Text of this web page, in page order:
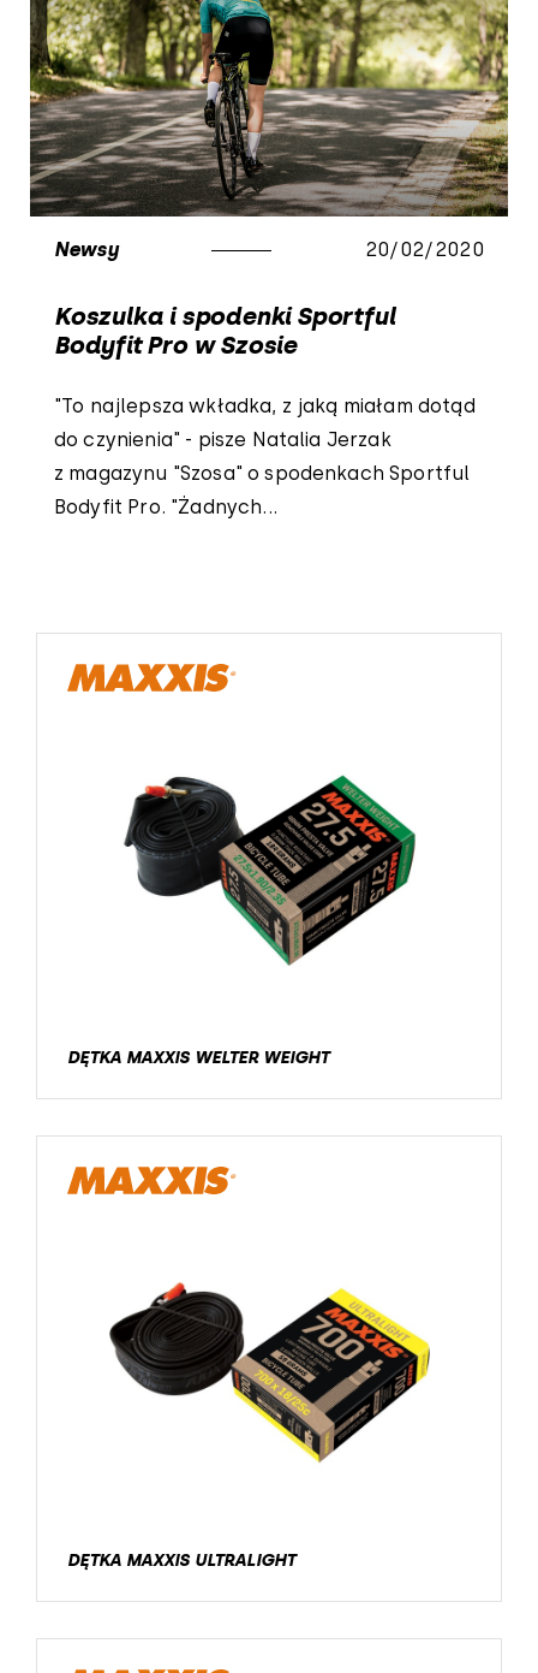
Newsy 20/02/2020
Koszulka i spodenki Sportful
Bodyfit Pro w Szosie
"To najlepsza wkładka, z jaką miałam dotąd
do czynienia" - pisze Natalia Jerzak
z magazynu "Szosa" o spodenkach Sportful
Bodyfit Pro. "Żadnych...
DĘTKA MAXXIS WELTER WEIGHT
DĘTKA MAXXIS ULTRALIGHT